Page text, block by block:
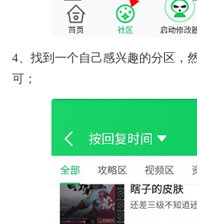
4、找到一个自己感兴趣的分区，
可；